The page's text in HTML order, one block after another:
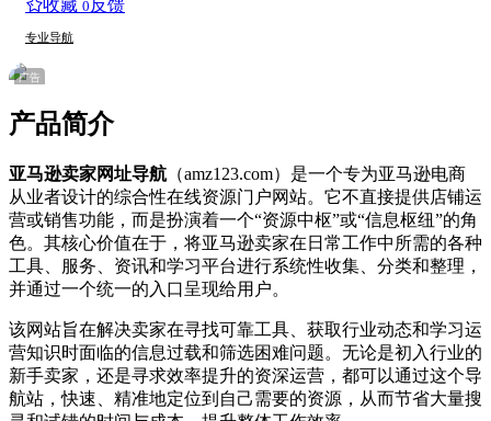
收藏 0反馈
专业导航
广告
产品简介
亚马逊卖家网址导航 （amz123.com）是一个专为亚马逊电商
从业者设计的综合性在线资源门户网站。它不直接提供店铺运
营或销售功能，而是扮演着一个“资源中枢”或“信息枢纽”的角
色。其核心价值在于，将亚马逊卖家在日常工作中所需的各种
工具、服务、资讯和学习平台进行系统性收集、分类和整理，
并通过一个统一的入口呈现给用户。
该网站旨在解决卖家在寻找可靠工具、获取行业动态和学习运
营知识时面临的信息过载和筛选困难问题。无论是初入行业的
新手卖家，还是寻求效率提升的资深运营，都可以通过这个导
航站，快速、精准地定位到自己需要的资源，从而节省大量搜